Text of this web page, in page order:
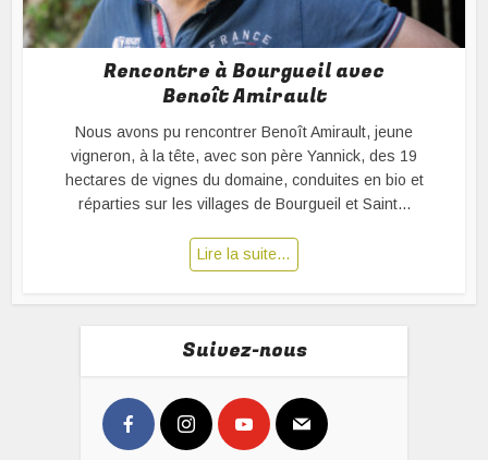
Rencontre à Bourgueil avec
Benoît Amirault
Nous avons pu rencontrer Benoît Amirault, jeune
vigneron, à la tête, avec son père Yannick, des 19
hectares de vignes du domaine, conduites en bio et
réparties sur les villages de Bourgueil et Saint...
Lire la suite…
Suivez-nous